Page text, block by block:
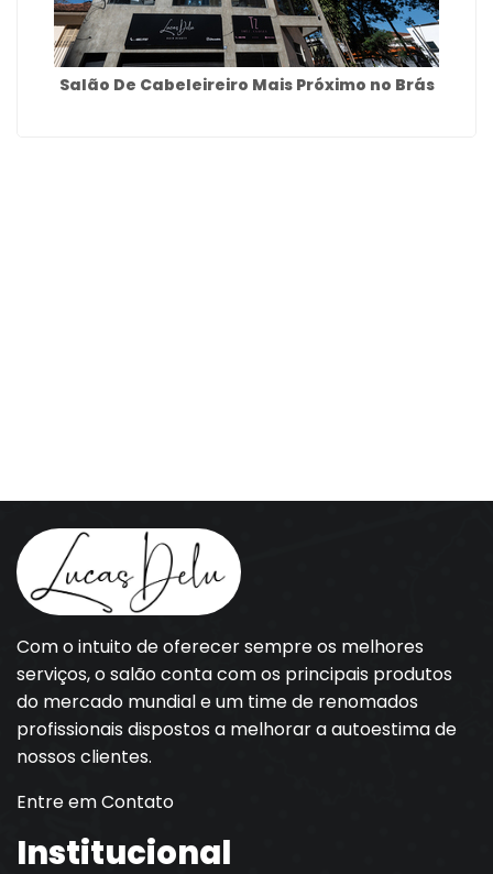
Salão De Cabeleireiro Mais Próximo no Brás
Com o intuito de oferecer sempre os melhores
serviços, o salão conta com os principais produtos
do mercado mundial e um time de renomados
profissionais dispostos a melhorar a autoestima de
nossos clientes.
Entre em Contato
Institucional